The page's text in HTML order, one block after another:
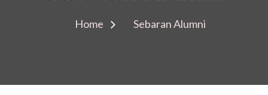
Home Sebaran Alumni